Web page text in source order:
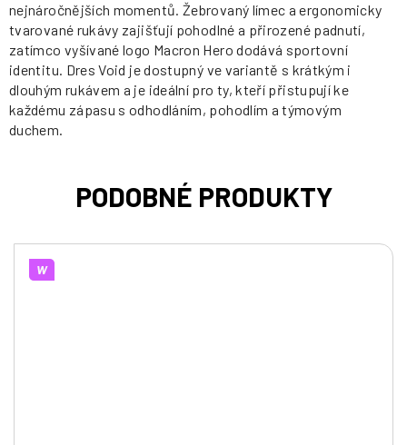
nejnáročnějších momentů. Žebrovaný límec a ergonomicky
tvarované rukávy zajišťují pohodlné a přirozené padnutí,
zatímco vyšívané logo Macron Hero dodává sportovní
identitu. Dres Void je dostupný ve variantě s krátkým i
dlouhým rukávem a je ideální pro ty, kteří přistupují ke
každému zápasu s odhodláním, pohodlím a týmovým
duchem.
W